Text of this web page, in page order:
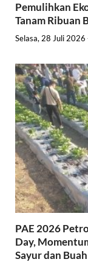
Pemulihkan
Tanam Ribuan
Selasa, 28 Juli
PAE 2026
Day,
Sayur dan Buah